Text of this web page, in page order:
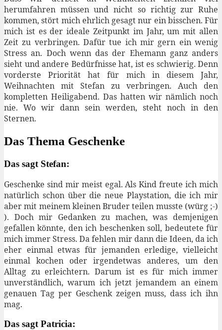
herumfahren müssen und nicht so richtig zur Ruhe
kommen, stört mich ehrlich gesagt nur ein bisschen. Für
mich ist es der ideale Zeitpunkt im Jahr, um mit allen
Zeit zu verbringen. Dafür tue ich mir gern ein wenig
Stress an. Doch wenn das der Ehemann ganz anders
sieht und andere Bedürfnisse hat, ist es schwierig. Denn
vorderste Priorität hat für mich in diesem Jahr,
Weihnachten mit Stefan zu verbringen. Auch den
kompletten Heiligabend. Das hatten wir nämlich noch
nie. Wo wir dann sein werden, steht noch in den
Sternen.
Das Thema Geschenke
Das sagt Stefan:
Geschenke sind mir meist egal. Als Kind freute ich mich
natürlich schon über die neue Playstation, die ich mir
aber mit meinem kleinen Bruder teilen musste (würg ;-)
). Doch mir Gedanken zu machen, was demjenigen
gefallen könnte, den ich beschenken soll, bedeutete für
mich immer Stress. Da fehlen mir dann die Ideen, da ich
eher einmal etwas für jemanden erledige, vielleicht
einmal kochen oder irgendetwas anderes, um den
Alltag zu erleichtern. Darum ist es für mich immer
unverständlich, warum ich jetzt jemandem an einem
genauen Tag per Geschenk zeigen muss, dass ich ihn
mag.
Das sagt Patricia: